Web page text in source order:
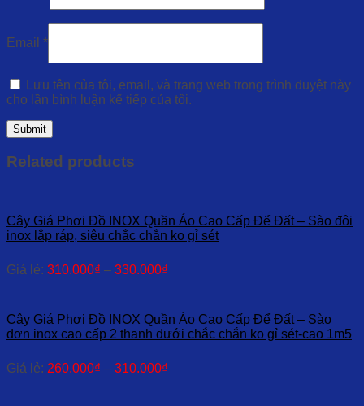
Email *
Lưu tên của tôi, email, và trang web trong trình duyệt này
cho lần bình luận kế tiếp của tôi.
Related products
Cây Giá Phơi Đồ INOX Quần Áo Cao Cấp Để Đất – Sào đôi
inox lắp ráp, siêu chắc chắn ko gỉ sét
Giá lẻ: 310.000₫ – 330.000₫
Cây Giá Phơi Đồ INOX Quần Áo Cao Cấp Để Đất – Sào
đơn inox cao cấp 2 thanh dưới chắc chắn ko gỉ sét-cao 1m5
Giá lẻ: 260.000₫ – 310.000₫